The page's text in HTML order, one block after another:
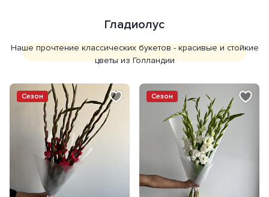
Гладиолус
Наше прочтение классических букетов - красивые и стойкие
цветы из Голландии
Сезон Сезон